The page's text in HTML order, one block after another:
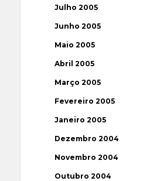
Julho 2005
Junho 2005
Maio 2005
Abril 2005
Março 2005
Fevereiro 2005
Janeiro 2005
Dezembro 2004
Novembro 2004
Outubro 2004